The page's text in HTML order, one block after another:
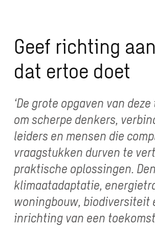
Geef richting
dat ertoe doet
‘De grote opgaven van
om scherpe denkers,
leiders en mensen die
vraagstukken durven te
praktische oplossingen.
klimaatadaptatie,
woningbouw, biodiversiteit
inrichting van een